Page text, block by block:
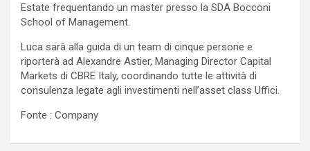
Estate frequentando un master presso la SDA Bocconi
School of Management.
Luca sarà alla guida di un team di cinque persone e
riporterà ad Alexandre Astier, Managing Director Capital
Markets di CBRE Italy, coordinando tutte le attività di
consulenza legate agli investimenti nell’asset class Uffici.
Fonte : Company